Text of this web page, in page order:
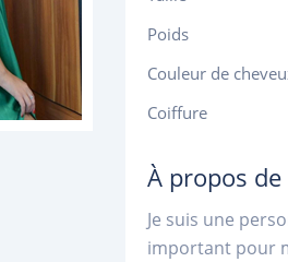
Poids
Couleur de
Coiffure
À propos
Je suis une
important pour